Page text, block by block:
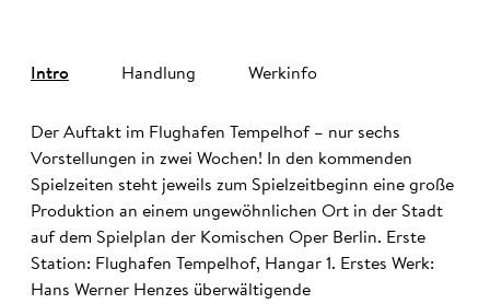
Intro Handlung Werkinfo
Der Auftakt im Flughafen Tempelhof – nur sechs
Vorstellungen in zwei Wochen! In den kommenden
Spielzeiten steht jeweils zum Spielzeitbeginn eine große
Produktion an einem ungewöhnlichen Ort in der Stadt
auf dem Spielplan der Komischen Oper Berlin. Erste
Station: Flughafen Tempelhof, Hangar 1. Erstes Werk:
Hans Werner Henzes überwältigende